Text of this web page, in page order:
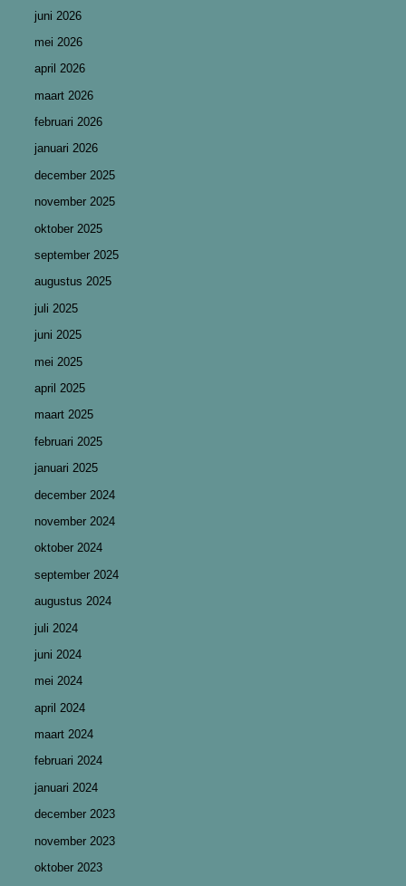
juni 2026
mei 2026
april 2026
maart 2026
februari 2026
januari 2026
december 2025
november 2025
oktober 2025
september 2025
augustus 2025
juli 2025
juni 2025
mei 2025
april 2025
maart 2025
februari 2025
januari 2025
december 2024
november 2024
oktober 2024
september 2024
augustus 2024
juli 2024
juni 2024
mei 2024
april 2024
maart 2024
februari 2024
januari 2024
december 2023
november 2023
oktober 2023